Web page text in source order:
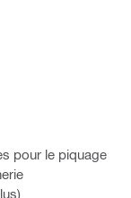
pour le piquage